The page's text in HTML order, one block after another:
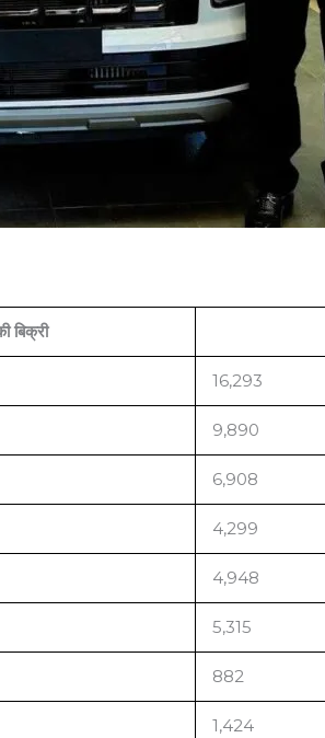
बिक्री
16,293
9,890
6,908
4,299
4,948
5,315
882
1,424